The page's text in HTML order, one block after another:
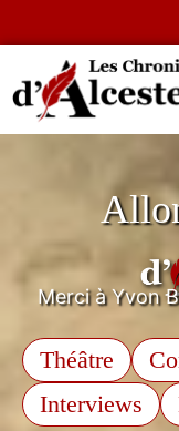
Merci à Yvon
Théâtre
Interviews